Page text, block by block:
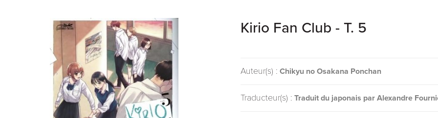
Kirio Fan Club - T. 5
Auteur(s) : Chikyu no Osakana Ponchan
Traducteur(s) : Traduit du japonais par Alexandre